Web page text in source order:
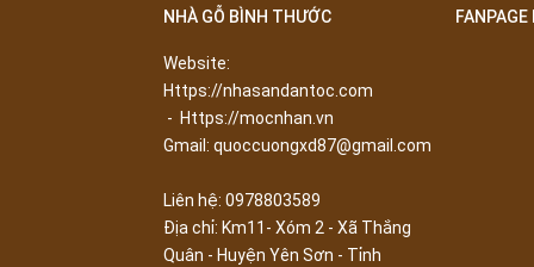
NHÀ GỖ BÌNH THƯỚC
Website:
Https://nhasandantoc.com
- Https://mocnhan.vn
Gmail: quoccuongxd87@gmail.com
Liên hệ: 0978803589
Địa chỉ: Km11- Xóm 2 - Xã Thắng
Quân - Huyện Yên Sơn - Tỉnh
FANPAGE